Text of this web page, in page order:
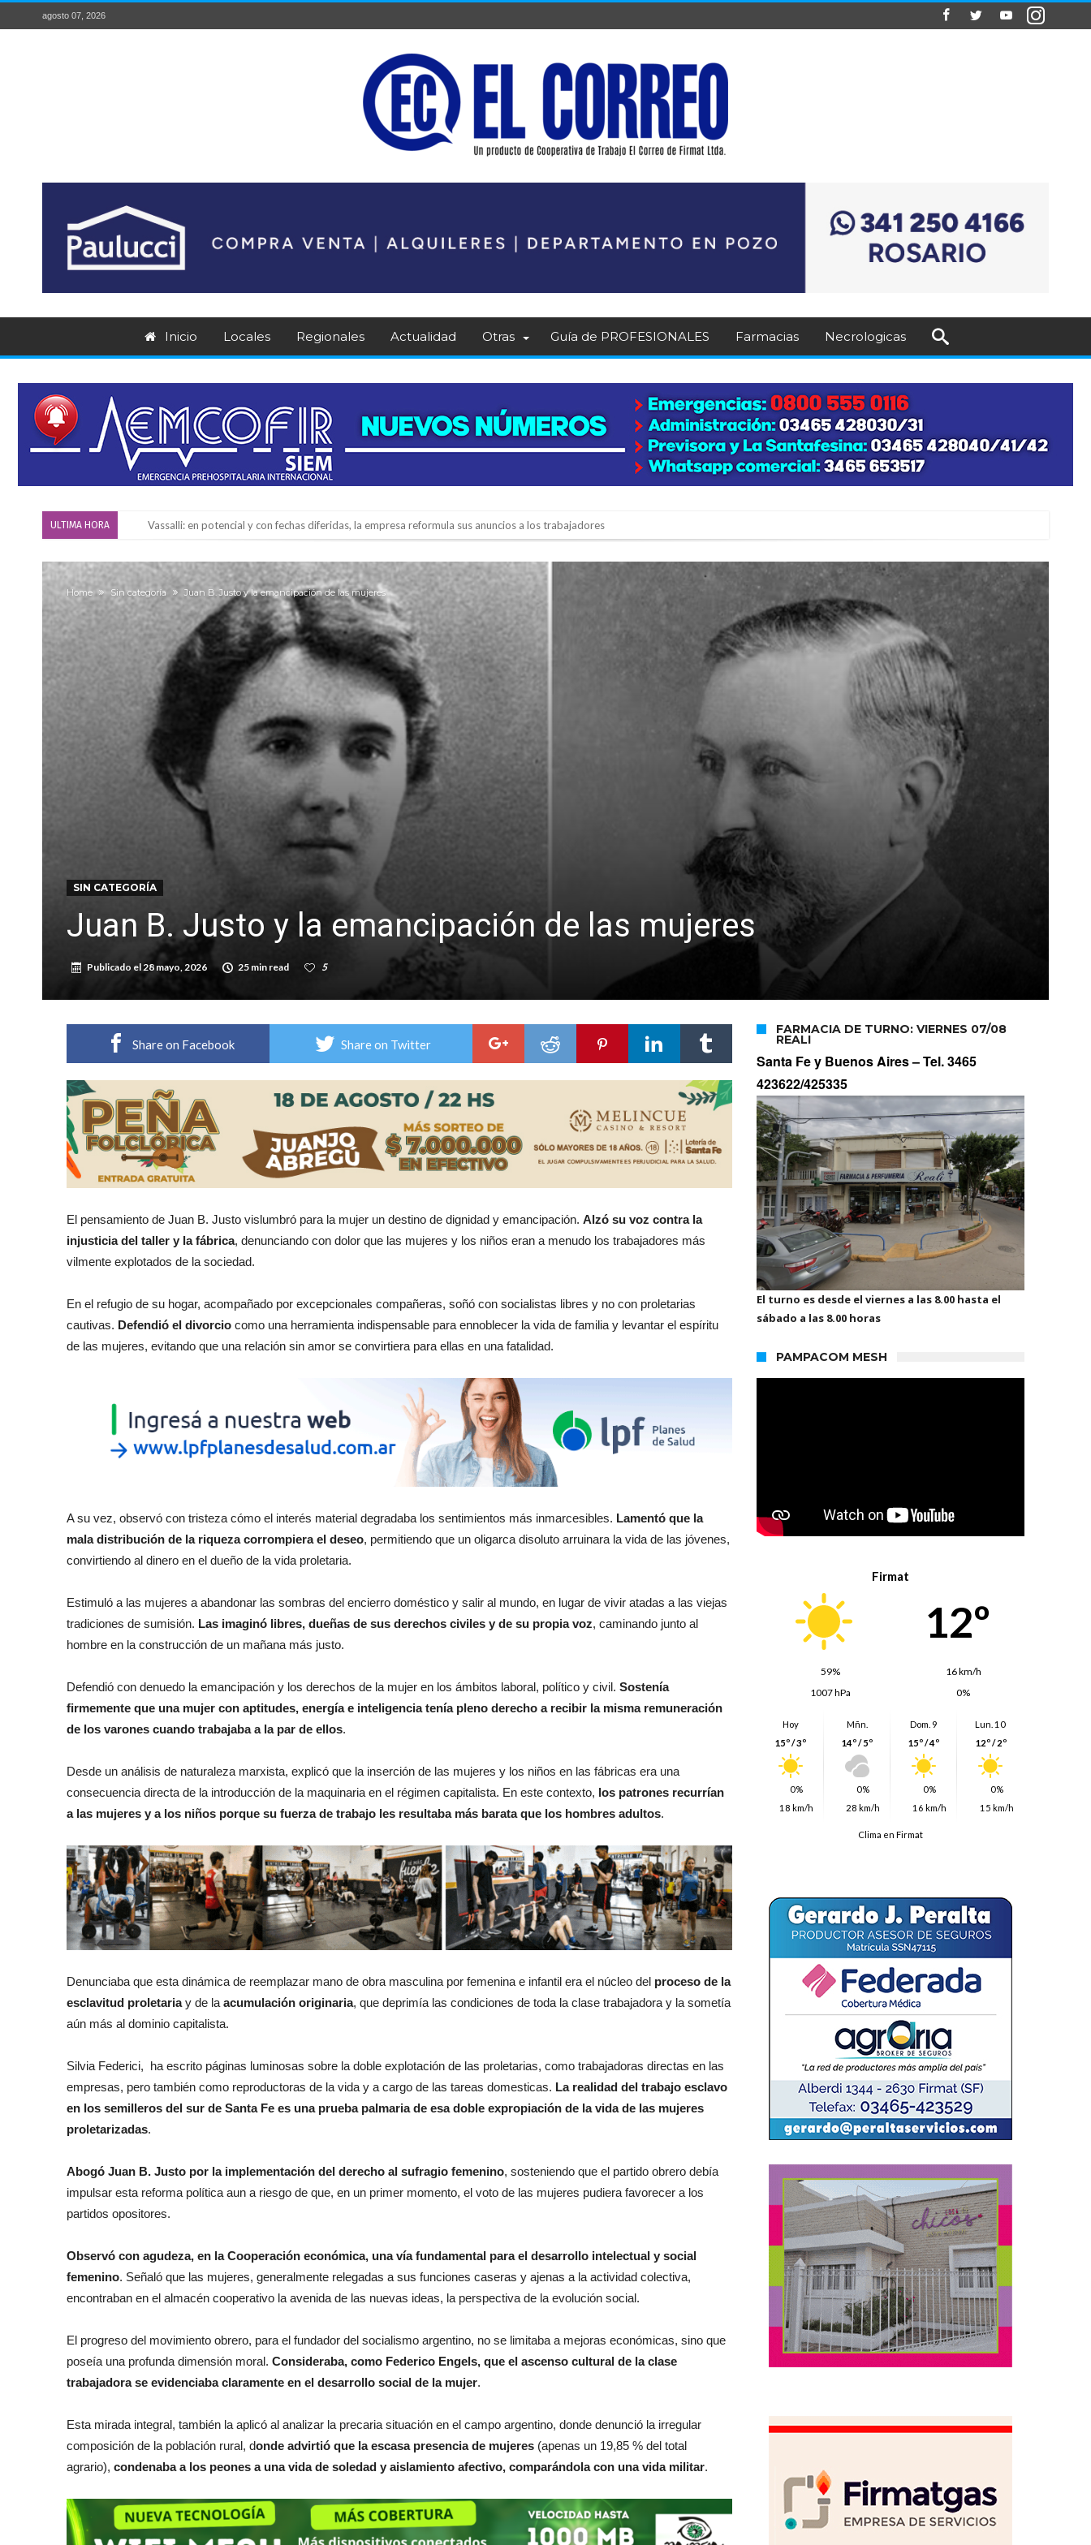
agosto 07, 2026
Inicio Locales Regionales Actualidad Otras Guía de PROFESIONALES Farmacias Necrologicas
ULTIMA HORA Vassalli: en potencial y con fechas diferidas, la empresa reformula sus anuncios a los trabajadores
Villada: el viento provocó el desprendimiento del techo del galpón del ferrocarril
Violento robo en la zona rural de Firmat: maniataron a una pareja de adultos mayores
Colecta solidaria de juguetes en Firmat para el EPI y el Hospital Vilela
Firmat: “Codo a codo” lanza una campaña de recolección de golosinas para agasajar a los niños en su día
Vuelve el básquet: este viernes arranca el Clausura con agenda confirmada y planteles renovados
Güemes y Mariano Vera
Alerta meteorológico: el SMN advierte por tormentas fuertes y ráfagas que podrían superar los 80 km/h
Home Sin categoría Juan B. Justo y la emancipación de las mujeres
SIN CATEGORÍA
Juan B. Justo y la emancipación de las mujeres
Publicado el28 mayo, 2026 25 min read 5
Share on Facebook Share on Twitter
El pensamiento de Juan B. Justo vislumbró para la mujer un destino de dignidad y emancipación. Alzó su voz contra la
injusticia del taller y la fábrica, denunciando con dolor que las mujeres y los niños eran a menudo los trabajadores más
vilmente explotados de la sociedad.
En el refugio de su hogar, acompañado por excepcionales compañeras, soñó con socialistas libres y no con proletarias
cautivas. Defendió el divorcio como una herramienta indispensable para ennoblecer la vida de familia y levantar el espíritu
de las mujeres, evitando que una relación sin amor se convirtiera para ellas en una fatalidad.
A su vez, observó con tristeza cómo el interés material degradaba los sentimientos más inmarcesibles. Lamentó que la
mala distribución de la riqueza corrompiera el deseo, permitiendo que un oligarca disoluto arruinara la vida de las jóvenes,
convirtiendo al dinero en el dueño de la vida proletaria.
Estimuló a las mujeres a abandonar las sombras del encierro doméstico y salir al mundo, en lugar de vivir atadas a las viejas
tradiciones de sumisión. Las imaginó libres, dueñas de sus derechos civiles y de su propia voz, caminando junto al
hombre en la construcción de un mañana más justo.
Defendió con denuedo la emancipación y los derechos de la mujer en los ámbitos laboral, político y civil. Sostenía
firmemente que una mujer con aptitudes, energía e inteligencia tenía pleno derecho a recibir la misma remuneración
de los varones cuando trabajaba a la par de ellos.
Desde un análisis de naturaleza marxista, explicó que la inserción de las mujeres y los niños en las fábricas era una
consecuencia directa de la introducción de la maquinaria en el régimen capitalista. En este contexto, los patrones recurrían
a las mujeres y a los niños porque su fuerza de trabajo les resultaba más barata que los hombres adultos.
Denunciaba que esta dinámica de reemplazar mano de obra masculina por femenina e infantil era el núcleo del proceso de la
esclavitud proletariay de la acumulación originaria, que deprimía las condiciones de toda la clase trabajadora y la sometía
aún más al dominio capitalista.
Silvia Federici, ha escrito páginas luminosas sobre la doble explotación de las proletarias, como trabajadoras directas en las
empresas, pero también como reproductoras de la vida y a cargo de las tareas domesticas. La realidad del trabajo esclavo
en los semilleros del sur de Santa Fe es una prueba palmaria de esa doble expropiación de la vida de las mujeres
proletarizadas.
Abogó Juan B. Justo por la implementación del derecho al sufragio femenino, sosteniendo que el partido obrero debía
impulsar esta reforma política aun a riesgo de que, en un primer momento, el voto de las mujeres pudiera favorecer a los
partidos opositores.
Observó con agudeza, en la Cooperación económica, una vía fundamental para el desarrollo intelectual y social
femenino. Señaló que las mujeres, generalmente relegadas a sus funciones caseras y ajenas a la actividad colectiva,
encontraban en el almacén cooperativo la avenida de las nuevas ideas, la perspectiva de la evolución social.
El progreso del movimiento obrero, para el fundador del socialismo argentino, no se limitaba a mejoras económicas, sino que
poseía una profunda dimensión moral. Consideraba, como Federico Engels, que el ascenso cultural de la clase
trabajadora se evidenciaba claramente en el desarrollo social de la mujer.
Esta mirada integral, también la aplicó al analizar la precaria situación en el campo argentino, donde denunció la irregular
composición de la población rural, donde advirtió que la escasa presencia de mujeres (apenas un 19,85 % del total
agrario), condenaba a los peones a una vida de soledad y aislamiento afectivo, comparándola con una vida militar.
FARMACIA DE TURNO: VIERNES 07/08
REALI
Santa Fe y Buenos Aires –Tel. 3465
423622/425335
El turno es desde el viernes a las 8.00 hasta el
sábado a las 8.00 horas
PAMPACOM MESH
Firmat
12º
59%
16 km/h
1007 hPa
0%
Hoy
15º / 3º
0%
18 km/h
Mñn.
14º / 5º
0%
28 km/h
Dom. 9
15º / 4º
0%
16 km/h
Lun. 10
12º / 2º
0%
15 km/h
Clima en Firmat